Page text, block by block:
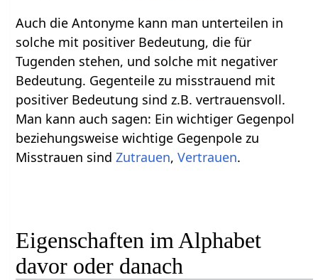
Auch die Antonyme kann man unterteilen in
solche mit positiver Bedeutung, die für
Tugenden stehen, und solche mit negativer
Bedeutung. Gegenteile zu misstrauend mit
positiver Bedeutung sind z.B. vertrauensvoll.
Man kann auch sagen: Ein wichtiger Gegenpol
beziehungsweise wichtige Gegenpole zu
Misstrauen sindZutrauen,Vertrauen.
Eigenschaften im Alphabet
davor oder danach